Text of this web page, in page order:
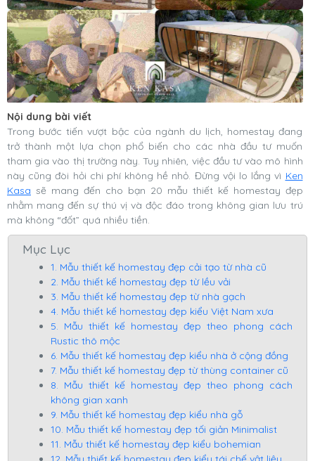
Nội dung bài viết
Trong bước tiến vượt bậc của ngành du lịch, homestay đang
trở thành một lựa chọn phổ biến cho các nhà đầu tư muốn
tham gia vào thị trường này. Tuy nhiên, việc đầu tư vào mô hình
này cũng đòi hỏi chi phí không hề nhỏ. Đừng vội lo lắng vì Ken
Kasa sẽ mang đến cho bạn 20 mẫu thiết kế homestay đẹp
nhằm mang đến sự thú vị và độc đáo trong không gian lưu trú
mà không “đốt” quá nhiều tiền.
Mục Lục
1. Mẫu thiết kế homestay đẹp cải tạo từ nhà cũ
2. Mẫu thiết kế homestay đẹp từ lều vải
3. Mẫu thiết kế homestay đẹp từ nhà gạch
4. Mẫu thiết kế homestay đẹp kiểu Việt Nam xưa
5. Mẫu thiết kế homestay đẹp theo phong cách
Rustic thô mộc
6. Mẫu thiết kế homestay đẹp kiểu nhà ở cộng đồng
7. Mẫu thiết kế homestay đẹp từ thùng container cũ
8. Mẫu thiết kế homestay đẹp theo phong cách
không gian xanh
9. Mẫu thiết kế homestay đẹp kiểu nhà gỗ
10. Mẫu thiết kế homestay đẹp tối giản Minimalist
11. Mẫu thiết kế homestay đẹp kiểu bohemian